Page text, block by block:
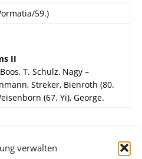
verwalten
59.)
II
T. Schulz, Nagy –
Streker, Bienroth (80.
(67. Yi), George.
beiden Mannschaften